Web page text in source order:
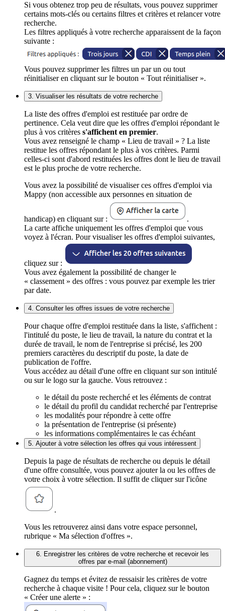
Si vous obtenez trop peu de résultats, vous pouvez supprimer
certains mots-clés ou certains filtres et critères et relancer votre
recherche.
Les filtres appliqués à votre recherche apparaissent de la façon
suivante :
Vous pouvez supprimer les filtres un par un ou tout
réinitialiser en cliquant sur le bouton « Tout réinitialiser ».
3. Visualiser les résultats de votre recherche
La liste des offres d'emploi est restituée par ordre de
pertinence. Cela veut dire que les offres d'emploi répondant le
plus à vos critères s'affichent en premier.
Vous avez renseigné le champ « Lieu de travail » ? La liste
restitue les offres répondant le plus à vos critères. Parmi
celles-ci sont d'abord restituées les offres dont le lieu de travail
est le plus proche de votre recherche.
Vous avez la possibilité de visualiser ces offres d'emploi via
Mappy (non accessible aux personnes en situation de
handicap) en cliquant sur :
.
La carte affiche uniquement les offres d'emploi que vous
voyez à l'écran. Pour visualiser les offres d'emploi suivantes,
cliquez sur :
Vous avez également la possibilité de changer le
« classement » des offres : vous pouvez par exemple les trier
par date.
4. Consulter les offres issues de votre recherche
Pour chaque offre d'emploi restituée dans la liste, s'affichent :
l'intitulé du poste, le lieu de travail, la nature du contrat et la
durée de travail, le nom de l'entreprise si précisé, les 200
premiers caractères du descriptif du poste, la date de
publication de l'offre.
Vous accédez au détail d'une offre en cliquant sur son intitulé
ou sur le logo sur la gauche. Vous retrouvez :
le détail du poste recherché et les éléments de contrat
le détail du profil du candidat recherché par l'entreprise
les modalités pour répondre à cette offre
la présentation de l'entreprise (si présente)
les informations complémentaires le cas échéant
5. Ajouter à votre sélection les offres qui vous intéressent
Depuis la page de résultats de recherche ou depuis le détail
d'une offre consultée, vous pouvez ajouter la ou les offres de
votre choix à votre sélection. Il suffit de cliquer sur l'icône
.
Vous les retrouverez ainsi dans votre espace personnel,
rubrique « Ma sélection d'offres ».
6. Enregistrer les critères de votre recherche et recevoir les
offres par e-mail (abonnement)
Gagnez du temps et évitez de ressaisir les critères de votre
recherche à chaque visite ! Pour cela, cliquez sur le bouton
« Créer une alerte » :